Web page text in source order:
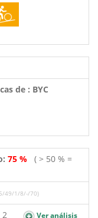
de : BYC
75 % ( > 50 % =
49/1/8/-/70)
2
Ver análisis